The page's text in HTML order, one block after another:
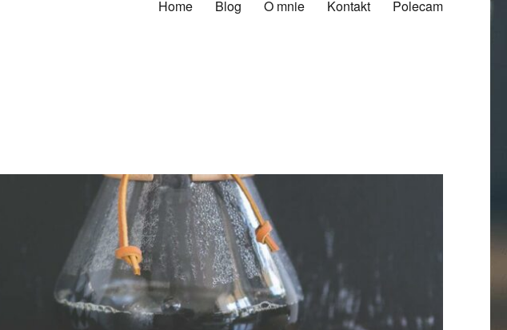
Home Blog O mnie Kontakt Polecam